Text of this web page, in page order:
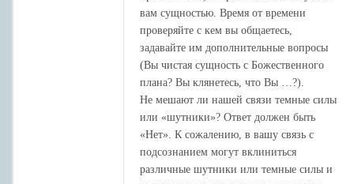
вам сущностью. Время от времени
проверяйте с кем вы общаетесь,
задавайте им дополнительные вопросы
(Вы чистая сущность с Божественного
плана? Вы клянетесь, что Вы …?).
Не мешают ли нашей связи темные силы
или «шутники»? Ответ должен быть
«Нет». К сожалению, в вашу связь с
подсознанием могут вклиниться
различные шутники или темные силы и